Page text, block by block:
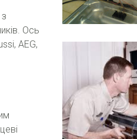
Ось
AEG,